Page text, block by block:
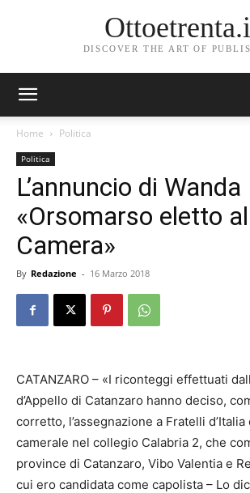
DISCOVER THE ART OF
Home Politica
Politica
L’annuncio di
«Orsomarso eletto
Camera»
By Redazione - 16 Marzo 2018
CATANZARO – «I riconteggi effettuati
d’Appello di Catanzaro hanno deciso,
corretto, l’assegnazione a Fratelli
camerale nel collegio Calabria 2, che
province di Catanzaro, Vibo Valentia e
cui ero candidata come capolista – Lo